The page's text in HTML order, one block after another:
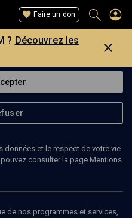
Faire un don
? Découvrez les
et le respect de votre vie
consulter la page Mentions
de nos programmes et services,